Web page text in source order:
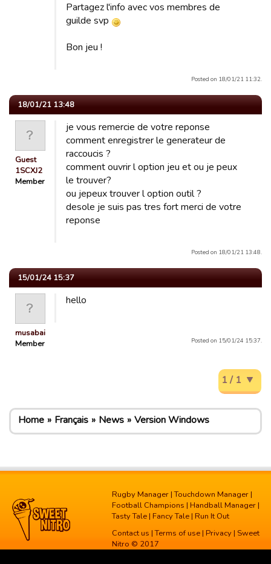
Partagez l'info avec vos membres de
guilde svp
Bon jeu !
Posted on 18/01/21 11:32.
18/01/21 13:48
Guest
1SCXJ2
Member
je vous remercie de votre reponse
comment enregistrer le generateur de
raccoucis ?
comment ouvrir l option jeu et ou je peux
le trouver?
ou jepeux trouver l option outil ?
desole je suis pas tres fort merci de votre
reponse
Posted on 18/01/21 13:48.
15/01/24 15:37
musabai
Member
hello
Posted on 15/01/24 15:37.
1 / 1
Home Français News Version Windows
Rugby Manager |Touchdown Manager |
Football Champions | Handball Manager |
Tasty Tale | Fancy Tale | Run It Out
Contact us |Terms of use | Privacy | Sweet
Nitro © 2017